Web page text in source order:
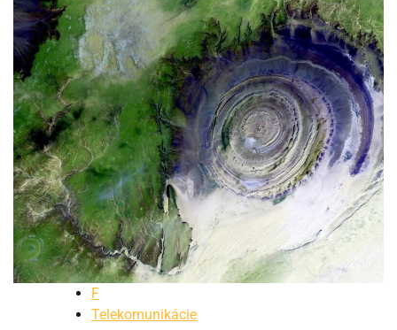
F
Telekomunikácie